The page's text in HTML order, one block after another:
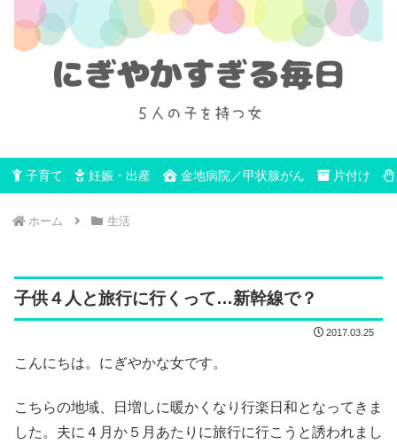
子育て 妊娠・出産 金地病院／甲状腺がん 片付け
ホーム 生活
子供４人と旅行に行くって…新幹線で？
2017.03.25
こんにちは。にぎやかな女です。
こちらの地域、日増しに暖かくなり行楽日和となってきま
した。夫に４月か５月あたりに旅行に行こうと誘われまし